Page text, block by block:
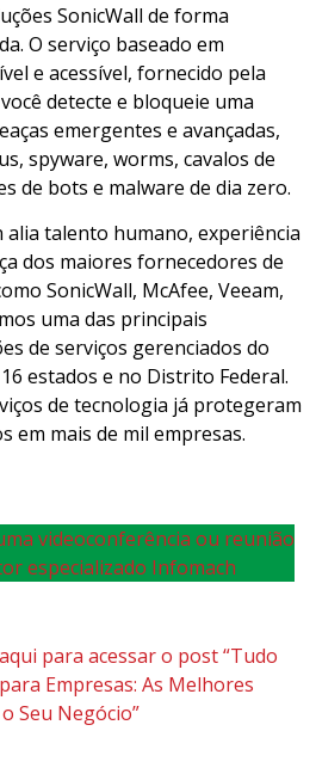
SonicWall de forma
O serviço baseado em
e acessível, fornecido pela
detecte e bloqueie uma
emergentes e avançadas,
spyware, worms, cavalos de
de bots e malware de dia zero.
alia talento humano, experiência
dos maiores fornecedores de
SonicWall, McAfee, Veeam,
uma das principais
de serviços gerenciados do
estados e no Distrito Federal.
de tecnologia já protegeram
em mais de mil empresas.
videoconferência ou reunião
especializado Infomach
para acessar o post “Tudo
Empresas: As Melhores
Seu Negócio”